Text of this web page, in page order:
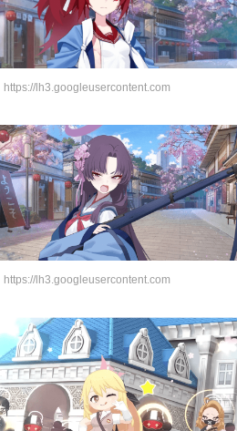
https://lh3.googleusercontent.com
https://lh3.googleusercontent.com